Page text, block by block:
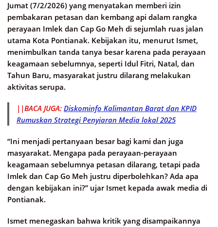
Jumat (7/2/2026) yang menyatakan memberi izin
pembakaran petasan dan kembang api dalam rangka
perayaan Imlek dan Cap Go Meh di sejumlah ruas jalan
utama Kota Pontianak. Kebijakan itu, menurut Ismet,
menimbulkan tanda tanya besar karena pada perayaan
keagamaan sebelumnya, seperti Idul Fitri, Natal, dan
Tahun Baru, masyarakat justru dilarang melakukan
aktivitas serupa.
||BACA JUGA: Diskominfo Kalimantan Barat dan KPID
Rumuskan Strategi Penyiaran Media lokal 2025
“Ini menjadi pertanyaan besar bagi kami dan juga
masyarakat. Mengapa pada perayaan-perayaan
keagamaan sebelumnya petasan dilarang, tetapi pada
Imlek dan Cap Go Meh justru diperbolehkan? Ada apa
dengan kebijakan ini?” ujar Ismet kepada awak media di
Pontianak.
Ismet menegaskan bahwa kritik yang disampaikannya